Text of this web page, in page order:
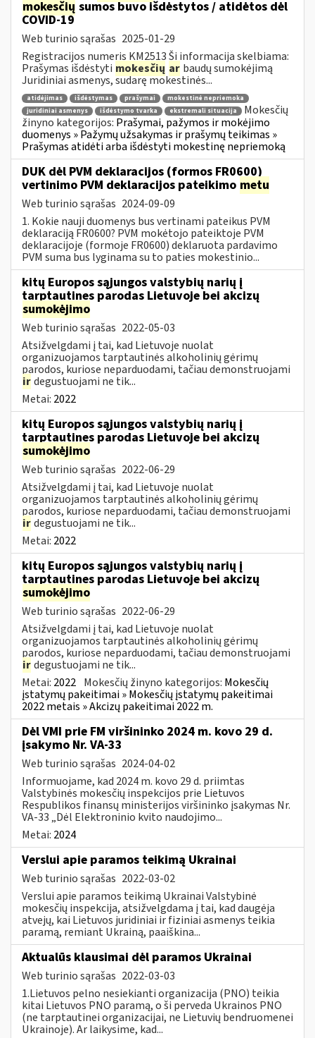
mokesčių sumos buvo išdėstytos / atidėtos dėl
COVID-19
Web turinio sąrašas 2025-01-29
Registracijos numeris KM2513 Ši informacija skelbiama:
Prašymas išdėstyti mokesčių ar baudų sumokėjimą
Juridiniai asmenys, sudarę mokestinės...
atidėjimas išdėstymas prašymai
mokestinė nepriemoka
juridiniai asmenys
išdėstymo tvarka ekstremali situacija
Mokesčių
žinyno kategorijos: Prašymai, pažymos ir mokėjimo
duomenys » Pažymų užsakymas ir prašymų teikimas »
Prašymas atidėti arba išdėstyti mokestinę nepriemoką
DUK dėl PVM deklaracijos (formos FR0600)
vertinimo PVM deklaracijos pateikimo metu
Web turinio sąrašas 2024-09-09
1. Kokie nauji duomenys bus vertinami pateikus PVM
deklaraciją FR0600? PVM mokėtojo pateiktoje PVM
deklaracijoje (formoje FR0600) deklaruota pardavimo
PVM suma bus lyginama su to paties mokestinio...
kitų Europos sąjungos valstybių narių į
tarptautines parodas Lietuvoje bei akcizų
sumokėjimo
Web turinio sąrašas 2022-05-03
Atsižvelgdami į tai, kad Lietuvoje nuolat
organizuojamos tarptautinės alkoholinių gėrimų
parodos, kuriose neparduodami, tačiau demonstruojami
irdegustuojami ne tik...
Metai: 2022
kitų Europos sąjungos valstybių narių į
tarptautines parodas Lietuvoje bei akcizų
sumokėjimo
Web turinio sąrašas 2022-06-29
Atsižvelgdami į tai, kad Lietuvoje nuolat
organizuojamos tarptautinės alkoholinių gėrimų
parodos, kuriose neparduodami, tačiau demonstruojami
irdegustuojami ne tik...
Metai: 2022
kitų Europos sąjungos valstybių narių į
tarptautines parodas Lietuvoje bei akcizų
sumokėjimo
Web turinio sąrašas 2022-06-29
Atsižvelgdami į tai, kad Lietuvoje nuolat
organizuojamos tarptautinės alkoholinių gėrimų
parodos, kuriose neparduodami, tačiau demonstruojami
irdegustuojami ne tik...
Metai: 2022 Mokesčių žinyno kategorijos: Mokesčių
įstatymų pakeitimai » Mokesčių įstatymų pakeitimai
2022 metais » Akcizų pakeitimai 2022 m.
Dėl VMI prie FM viršininko 2024 m. kovo 29 d.
įsakymo Nr. VA-33
Web turinio sąrašas 2024-04-02
Informuojame, kad 2024 m. kovo 29 d. priimtas
Valstybinės mokesčių inspekcijos prie Lietuvos
Respublikos finansų ministerijos viršininko įsakymas Nr.
VA-33 „Dėl Elektroninio kvito naudojimo...
Metai: 2024
Verslui apie paramos teikimą Ukrainai
Web turinio sąrašas 2022-03-02
Verslui apie paramos teikimą Ukrainai Valstybinė
mokesčių inspekcija, atsižvelgdama į tai, kad daugėja
atvejų, kai Lietuvos juridiniai ir fiziniai asmenys teikia
paramą, remiant Ukrainą, paaiškina...
Aktualūs klausimai dėl paramos Ukrainai
Web turinio sąrašas 2022-03-03
1.Lietuvos pelno nesiekianti organizacija (PNO) teikia
kitai Lietuvos PNO paramą, o ši perveda Ukrainos PNO
(ne tarptautinei organizacijai, ne Lietuvių bendruomenei
Ukrainoje). Ar laikysime, kad...